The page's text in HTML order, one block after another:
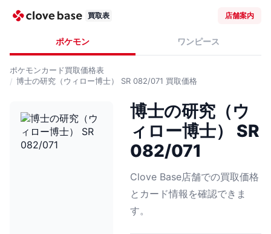
買取表 店舗案内
ポケモン ワンピース
ポケモンカード買取価格表
博士の研究（ウィロー博士） SR 082/071 買取価格
博士の研究（ウ
ィロー博士） SR
082/071
Clove Base店舗での買取価格
とカード情報を確認できま
す。